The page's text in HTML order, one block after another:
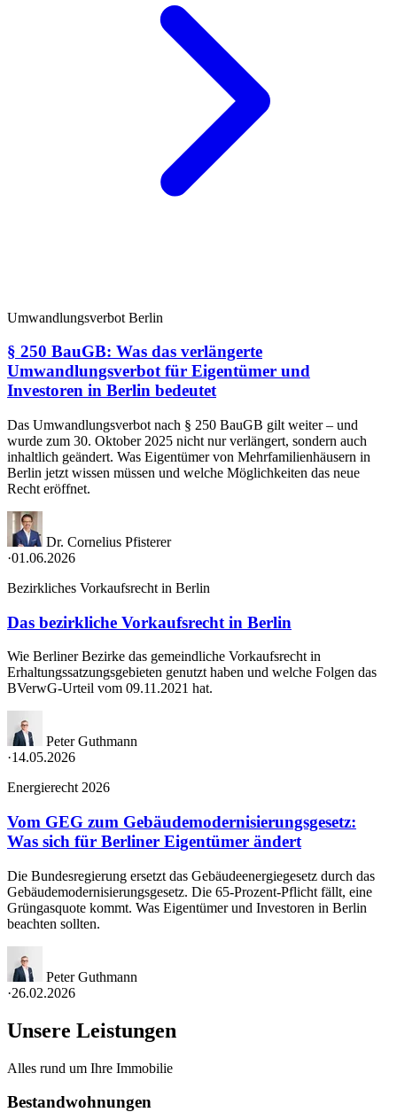
Umwandlungsverbot Berlin
§ 250 BauGB: Was das verlängerte
Umwandlungsverbot für Eigentümer und
Investoren in Berlin bedeutet
Das Umwandlungsverbot nach § 250 BauGB gilt weiter – und
wurde zum 30. Oktober 2025 nicht nur verlängert, sondern auch
inhaltlich geändert. Was Eigentümer von Mehrfamilienhäusern in
Berlin jetzt wissen müssen und welche Möglichkeiten das neue
Recht eröffnet.
Dr. Cornelius Pfisterer
·01.06.2026
Bezirkliches Vorkaufsrecht in Berlin
Das bezirkliche Vorkaufsrecht in Berlin
Wie Berliner Bezirke das gemeindliche Vorkaufsrecht in
Erhaltungssatzungsgebieten genutzt haben und welche Folgen das
BVerwG-Urteil vom 09.11.2021 hat.
Peter Guthmann
·14.05.2026
Energierecht 2026
Vom GEG zum Gebäudemodernisierungsgesetz:
Was sich für Berliner Eigentümer ändert
Die Bundesregierung ersetzt das Gebäudeenergiegesetz durch das
Gebäudemodernisierungsgesetz. Die 65-Prozent-Pflicht fällt, eine
Grüngasquote kommt. Was Eigentümer und Investoren in Berlin
beachten sollten.
Peter Guthmann
·26.02.2026
Unsere Leistungen
Alles rund um Ihre Immobilie
Bestandwohnungen